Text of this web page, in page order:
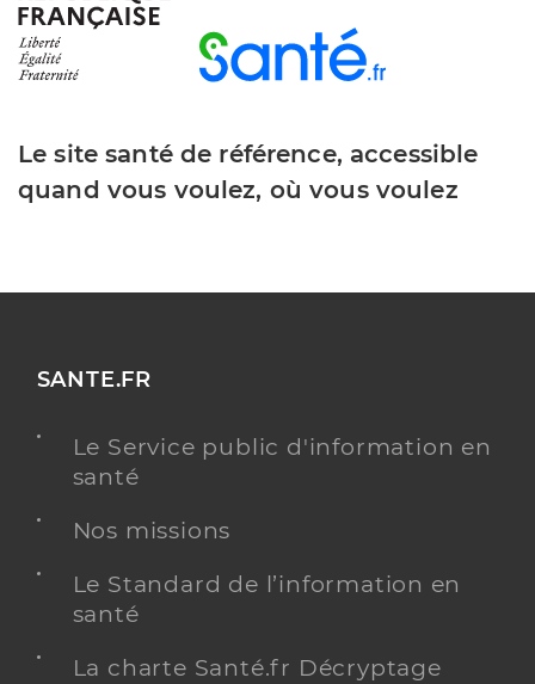
Le site santé de référence, accessible
quand vous voulez, où vous voulez
SANTE.FR
Le Service public d'information en
santé
Nos missions
Le Standard de l’information en
santé
La charte Santé.fr Décryptage